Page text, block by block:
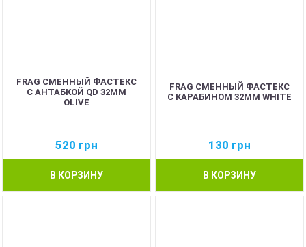
FRAG СМЕННЫЙ ФАСТЕКС
С АНТАБКОЙ QD 32ММ
OLIVE
520 грн
В КОРЗИНУ
FRAG СМЕННЫЙ ФАСТЕКС
С КАРАБИНОМ 32ММ WHITE
130 грн
В КОРЗИНУ